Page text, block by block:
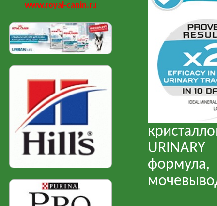
www.royal-canin.ru